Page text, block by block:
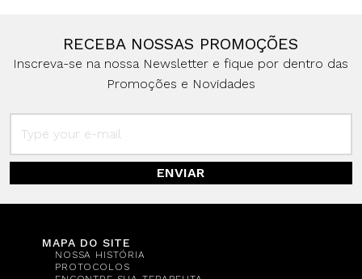
RECEBA NOSSAS PROMOÇÕES
Inscreva-se na nossa Newsletter e fique por dentro das
Promoções e Novidades
ENVIAR
MAPA DO SITE
NOSSA HISTÓRIA
PROTOCOLOS